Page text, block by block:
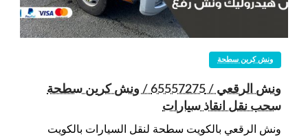
ونش كرين سطحة
ونش الرقعي / 65557275 / ونش كرين سطحة
سحب نقل انقاذ سيارات
ونش الرقعي بالكويت سطحة لنقل السيارات بالكويت